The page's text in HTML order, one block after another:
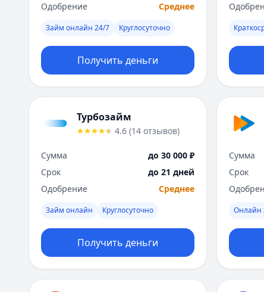
Одобрение
Среднее
Займ онлайн 24/7 Круглосуточно
Получить деньги
Турбозайм
4.6 (14 отзывов)
Сумма
до 30 000 ₽
Срок
до 21 дней
Одобрение
Среднее
Займ онлайн Круглосуточно
Получить деньги
Сумма
Срок
Онлайн